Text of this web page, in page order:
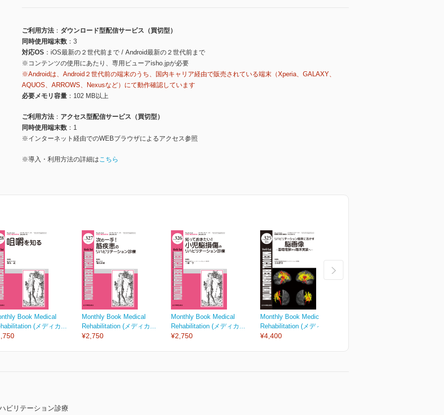
ご利用方法
ダウンロード型配信サービス（買切型）
同時使用端末数
3
対応OS
iOS最新の２世代前まで / Android最新の２世代前まで
※コンテンツの使用にあたり、専用ビューアisho.jpが必要
※Androidは、Android２世代前の端末のうち、国内キャリア経由で販売されている端末（Xperia、GALAXY、
AQUOS、ARROWS、Nexusなど）にて動作確認しています
必要メモリ容量
102 MB以上
ご利用方法
アクセス型配信サービス（買切型）
同時使用端末数
1
※インターネット経由でのWEBブラウザによるアクセス参照
※導入・利用方法の詳細はこちら
Book Medical
(メディカ...
Monthly Book Medical
Rehabilitation (メディカ...
¥2,750
Monthly Book Medical
Rehabilitation (メディカ...
¥2,750
Monthly Book Medical
Rehabilitation (メディカ...
¥4,400
ビリテーション診療